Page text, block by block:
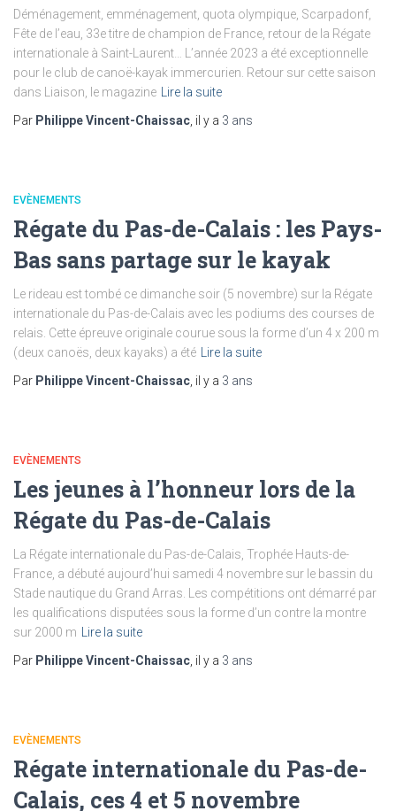
Déménagement, emménagement, quota olympique, Scarpadonf,
Fête de l’eau, 33e titre de champion de France, retour de la Régate
internationale à Saint-Laurent… L’année 2023 a été exceptionnelle
pour le club de canoë-kayak immercurien. Retour sur cette saison
dans Liaison, le magazine
Lire la suite
Par Philippe Vincent-Chaissac , il y a 3 ans
EVÈNEMENTS
Régate du Pas-de-Calais : les Pays-
Bas sans partage sur le kayak
Le rideau est tombé ce dimanche soir (5 novembre) sur la Régate
internationale du Pas-de-Calais avec les podiums des courses de
relais. Cette épreuve originale courue sous la forme d’un 4 x 200 m
(deux canoës, deux kayaks) a été
Lire la suite
Par Philippe Vincent-Chaissac , il y a 3 ans
EVÈNEMENTS
Les jeunes à l’honneur lors de la
Régate du Pas-de-Calais
La Régate internationale du Pas-de-Calais, Trophée Hauts-de-
France, a débuté aujourd’hui samedi 4 novembre sur le bassin du
Stade nautique du Grand Arras. Les compétitions ont démarré par
les qualifications disputées sous la forme d’un contre la montre
sur 2000 m
Lire la suite
Par Philippe Vincent-Chaissac , il y a 3 ans
EVÈNEMENTS
Régate internationale du Pas-de-
Calais, ces 4 et 5 novembre